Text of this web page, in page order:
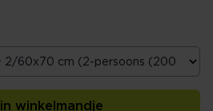
in winkelmandje